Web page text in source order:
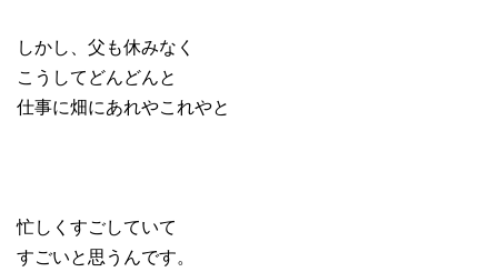
しかし、父も休みなく
こうしてどんどんと
仕事に畑にあれやこれやと
忙しくすごしていて
すごいと思うんです。